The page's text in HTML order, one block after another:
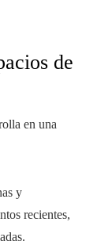
de
en una
y
recientes,